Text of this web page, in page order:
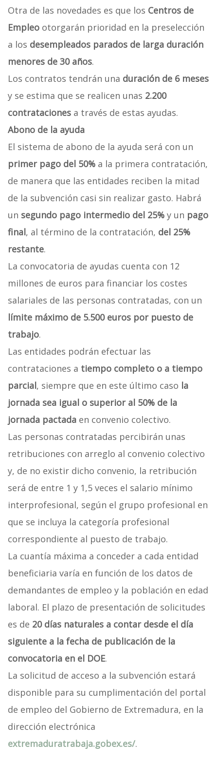
Otra de las novedades es que los Centros de
Empleootorgarán prioridad en la preselección
a los desempleados parados de larga duración
menores de 30 años.
Los contratos tendrán una duración de 6 meses
y se estima que se realicen unas 2.200
contratacionesa través de estas ayudas.
Abono de la ayuda
El sistema de abono de la ayuda será con un
primer pago del 50%a la primera contratación,
de manera que las entidades reciben la mitad
de la subvención casi sin realizar gasto. Habrá
un segundo pago intermedio del 25%y un pago
final, al término de la contratación, del 25%
restante.
La convocatoria de ayudas cuenta con 12
millones de euros para financiar los costes
salariales de las personas contratadas, con un
límite máximo de 5.500 euros por puesto de
trabajo.
Las entidades podrán efectuar las
contrataciones a tiempo completo o a tiempo
parcial, siempre que en este último caso la
jornada sea igual o superior al 50% de la
jornada pactadaen convenio colectivo.
Las personas contratadas percibirán unas
retribuciones con arreglo al convenio colectivo
y, de no existir dicho convenio, la retribución
será de entre 1 y 1,5 veces el salario mínimo
interprofesional, según el grupo profesional en
que se incluya la categoría profesional
correspondiente al puesto de trabajo.
La cuantía máxima a conceder a cada entidad
beneficiaria varía en función de los datos de
demandantes de empleo y la población en edad
laboral. El plazo de presentación de solicitudes
es de 20 días naturales a contar desde el día
siguiente a la fecha de publicación de la
convocatoria en el DOE.
La solicitud de acceso a la subvención estará
disponible para su cumplimentación del portal
de empleo del Gobierno de Extremadura, en la
dirección electrónica
extremaduratrabaja.gobex.es/.